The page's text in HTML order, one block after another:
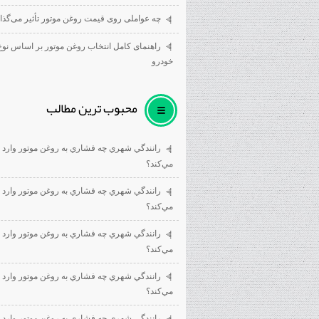
چه عواملی روی قیمت روغن موتور تأثیر
راهنمای کامل انتخاب روغن موتور بر اساس
خودرو
محبوب ترين مطالب
رانندگي شهري چه فشاري به روغن موتور وارد
مي‌كند؟
رانندگي شهري چه فشاري به روغن موتور وارد
مي‌كند؟
رانندگي شهري چه فشاري به روغن موتور وارد
مي‌كند؟
رانندگي شهري چه فشاري به روغن موتور وارد
مي‌كند؟